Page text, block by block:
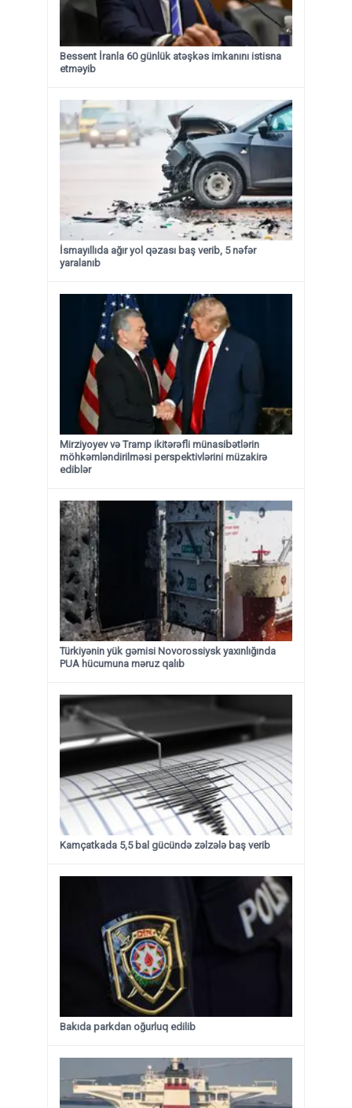
Bessent İranla 60 günlük atəşkəs imkanını istisna
etməyib
İsmayıllıda ağır yol qəzası baş verib, 5 nəfər
yaralanıb
Mirziyoyev və Tramp ikitərəfli münasibətlərin
möhkəmləndirilməsi perspektivlərini müzakirə
ediblər
Türkiyənin yük gəmisi Novorossiysk yaxınlığında
PUA hücumuna məruz qalıb
Kamçatkada 5,5 bal gücündə zəlzələ baş verib
Bakıda parkdan oğurluq edilib